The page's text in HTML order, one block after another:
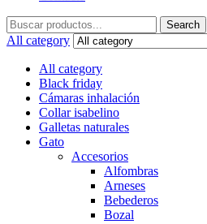
Search
for:
Search
All category
All category
Black friday
Cámaras inhalación
Collar isabelino
Galletas naturales
Gato
Accesorios
Alfombras
Arneses
Bebederos
Bozal